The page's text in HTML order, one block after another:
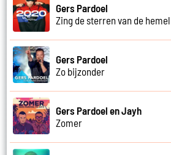
Gers Pardoel
Zing de sterren van de hemel
Gers Pardoel
Zo bijzonder
Gers Pardoel en Jayh
Zomer